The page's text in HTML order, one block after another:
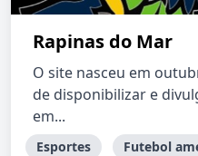
Rapinas do Mar
O site nasceu em
de disponibilizar e
em...
Esportes Futebol